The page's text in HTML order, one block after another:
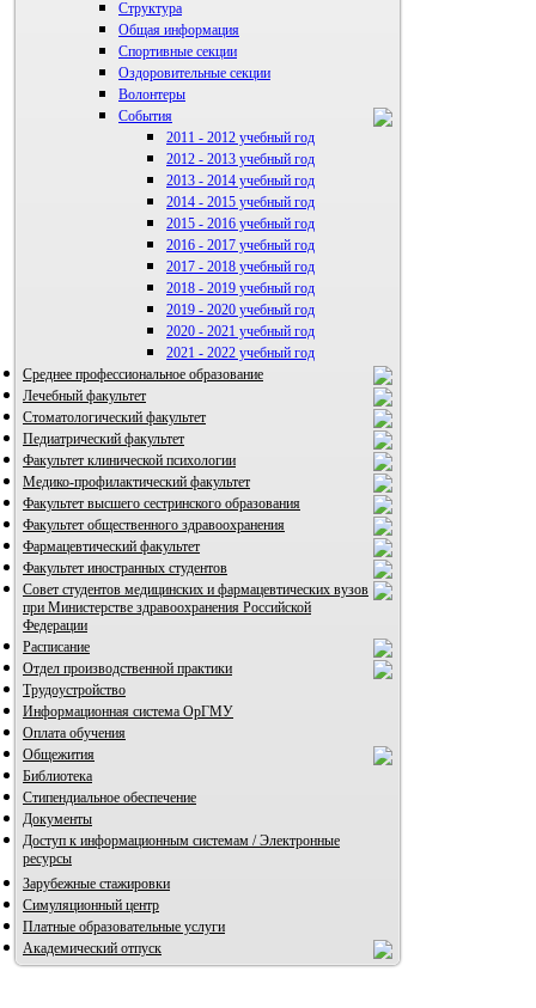
ВИА "Полигон"
Структура
Общая информация
Спортивные секции
Оздоровительные секции
Волонтеры
События
2011 - 2012 учебный год
2012 - 2013 учебный год
2013 - 2014 учебный год
2014 - 2015 учебный год
2015 - 2016 учебный год
2016 - 2017 учебный год
2017 - 2018 учебный год
2018 - 2019 учебный год
2019 - 2020 учебный год
2020 - 2021 учебный год
2021 - 2022 учебный год
Среднее профессиональное образование
Лечебный факультет
Стоматологический факультет
Педиатрический факультет
Факультет клинической психологии
Медико-профилактический факультет
Факультет высшего сестринского образования
Факультет общественного здравоохранения
Фармацевтический факультет
Факультет иностранных студентов
Совет студентов медицинских и фармацевтических вузов
при Министерстве здравоохранения Российской
Федерации
Расписание
Отдел производственной практики
Трудоустройство
Информационная система ОрГМУ
Оплата обучения
Общежития
Библиотека
Стипендиальное обеспечение
Документы
Доступ к информационным системам / Электронные
ресурсы
Зарубежные стажировки
Симуляционный центр
Платные образовательные услуги
Академический отпуск